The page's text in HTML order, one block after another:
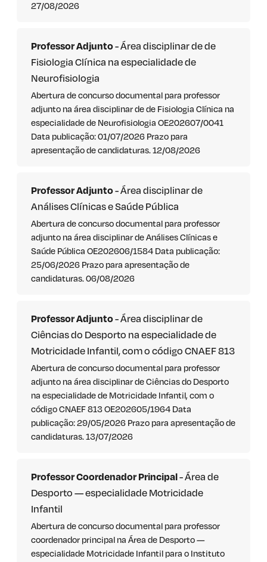
27/08/2026
Professor Adjunto- Área disciplinar de de
Fisiologia Clínica na especialidade de
Neurofisiologia
Abertura de concurso documental para professor
adjunto na área disciplinar de de Fisiologia Clínica na
especialidade de Neurofisiologia OE202607/0041
Data publicação: 01/07/2026 Prazo para
apresentação de candidaturas. 12/08/2026
Professor Adjunto- Área disciplinar de
Análises Clínicas e Saúde Pública
Abertura de concurso documental para professor
adjunto na área disciplinar de Análises Clínicas e
Saúde Pública OE202606/1584 Data publicação:
25/06/2026 Prazo para apresentação de
candidaturas. 06/08/2026
Professor Adjunto- Área disciplinar de
Ciências do Desporto na especialidade de
Motricidade Infantil, com o código CNAEF 813
Abertura de concurso documental para professor
adjunto na área disciplinar de Ciências do Desporto
na especialidade de Motricidade Infantil, com o
código CNAEF 813 OE202605/1964 Data
publicação: 29/05/2026 Prazo para apresentação de
candidaturas. 13/07/2026
Professor Coordenador Principal- Área de
Desporto — especialidade Motricidade
Infantil
Abertura de concurso documental para professor
coordenador principal na Área de Desporto —
especialidade Motricidade Infantil para o Instituto